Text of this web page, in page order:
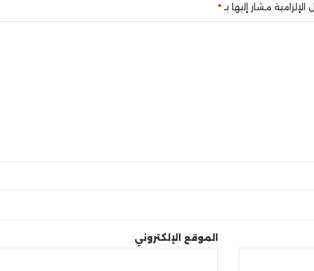
الإلزامية مشار إليها بـ *
الموقع الإلكتروني